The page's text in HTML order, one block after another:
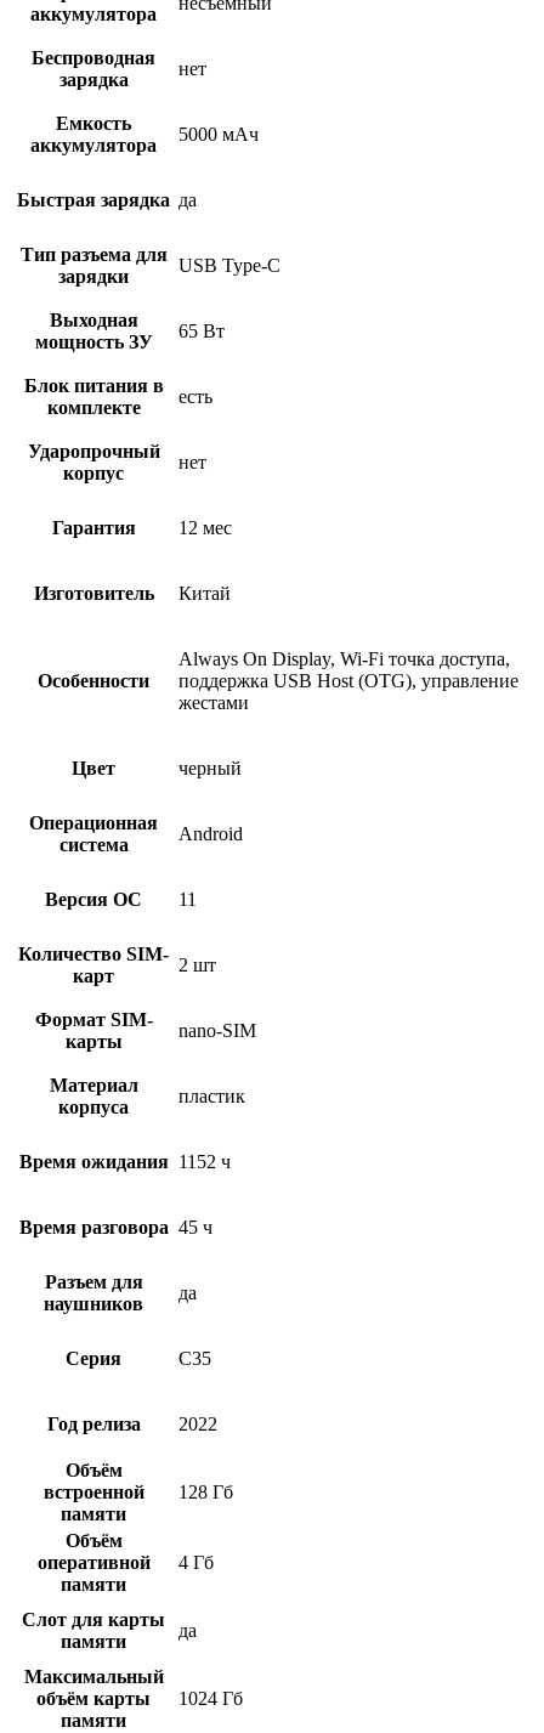
аккумулятора
Беспроводная
зарядка
нет
Емкость
аккумулятора
5000 мАч
Быстрая зарядка да
Тип разъема для
зарядки
USB Type-C
Выходная
мощность ЗУ
65 Вт
Блок питания в
комплекте
есть
Ударопрочный
корпус
нет
Гарантия 12 мес
Изготовитель Китай
Особенности
Always On Display, Wi-Fi точка доступа,
поддержка USB Host (OTG), управление
жестами
Цвет черный
Операционная
система
Android
Версия ОС 11
Количество SIM-
карт
2 шт
Формат SIM-
карты
nano-SIM
Материал
корпуса
пластик
Время ожидания 1152 ч
Время разговора 45 ч
Разъем для
наушников
да
Серия C35
Год релиза 2022
Объём
встроенной
памяти
128 Гб
Объём
оперативной
памяти
4 Гб
Слот для карты
памяти
да
Максимальный
объём карты
памяти
1024 Гб